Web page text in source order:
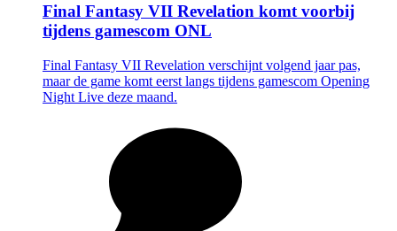
Final Fantasy VII Revelation komt voorbij
tijdens gamescom ONL
Final Fantasy VII Revelation verschijnt volgend jaar pas,
maar de game komt eerst langs tijdens gamescom Opening
Night Live deze maand.